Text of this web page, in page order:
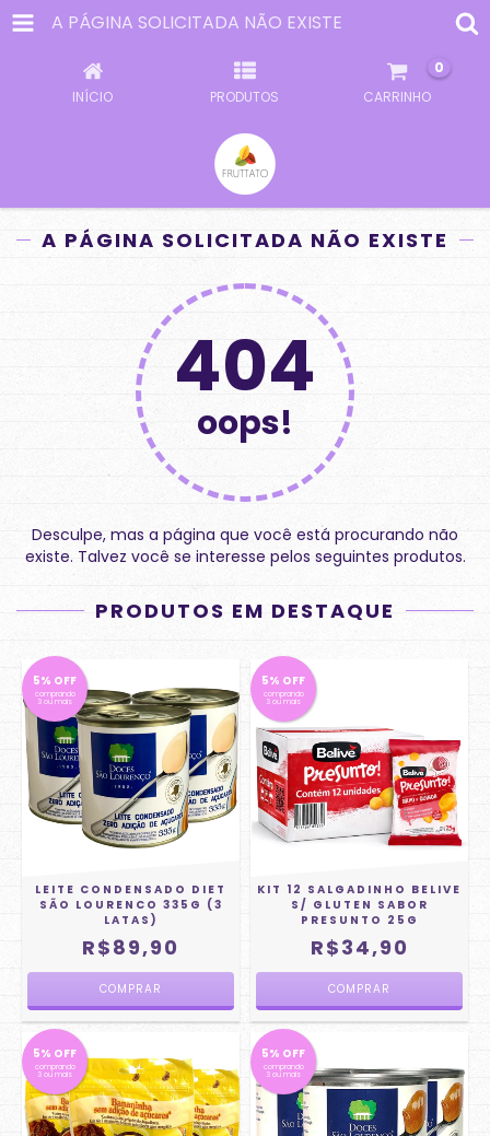
A PÁGINA SOLICITADA NÃO EXISTE
INÍCIO PRODUTOS CARRINHO
0
A PÁGINA SOLICITADA NÃO EXISTE
404
oops!
Desculpe, mas a página que você está procurando não
existe. Talvez você se interesse pelos seguintes produtos.
PRODUTOS EM DESTAQUE
5% OFF
comprando
3 ou mais
LEITE CONDENSADO DIET
SÃO LOURENCO 335G (3
LATAS)
R$89,90
5% OFF
comprando
3 ou mais
KIT 12 SALGADINHO BELIVE
S/ GLUTEN SABOR
PRESUNTO 25G
R$34,90
5% OFF
comprando
3 ou mais
5% OFF
comprando
3 ou mais